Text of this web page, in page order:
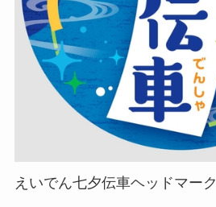
えいでん七夕伝車ヘッドマーク